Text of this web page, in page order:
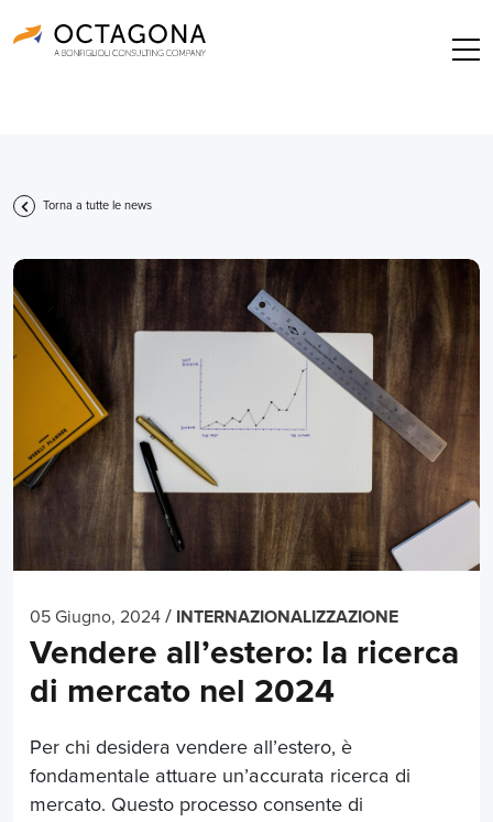
Torna a tutte le news
05 Giugno, 2024 / INTERNAZIONALIZZAZIONE
Vendere all’estero: la ricerca
di mercato nel 2024
Per chi desidera vendere all’estero, è
fondamentale attuare un’accurata ricerca di
mercato. Questo processo consente di